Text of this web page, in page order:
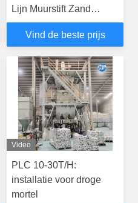
Lijn Muurstift Zand
Cement Mixer Machine
Keramische tegels
Vind de beste prijs
Video
PLC 10-30T/H:
installatie voor droge
mortel